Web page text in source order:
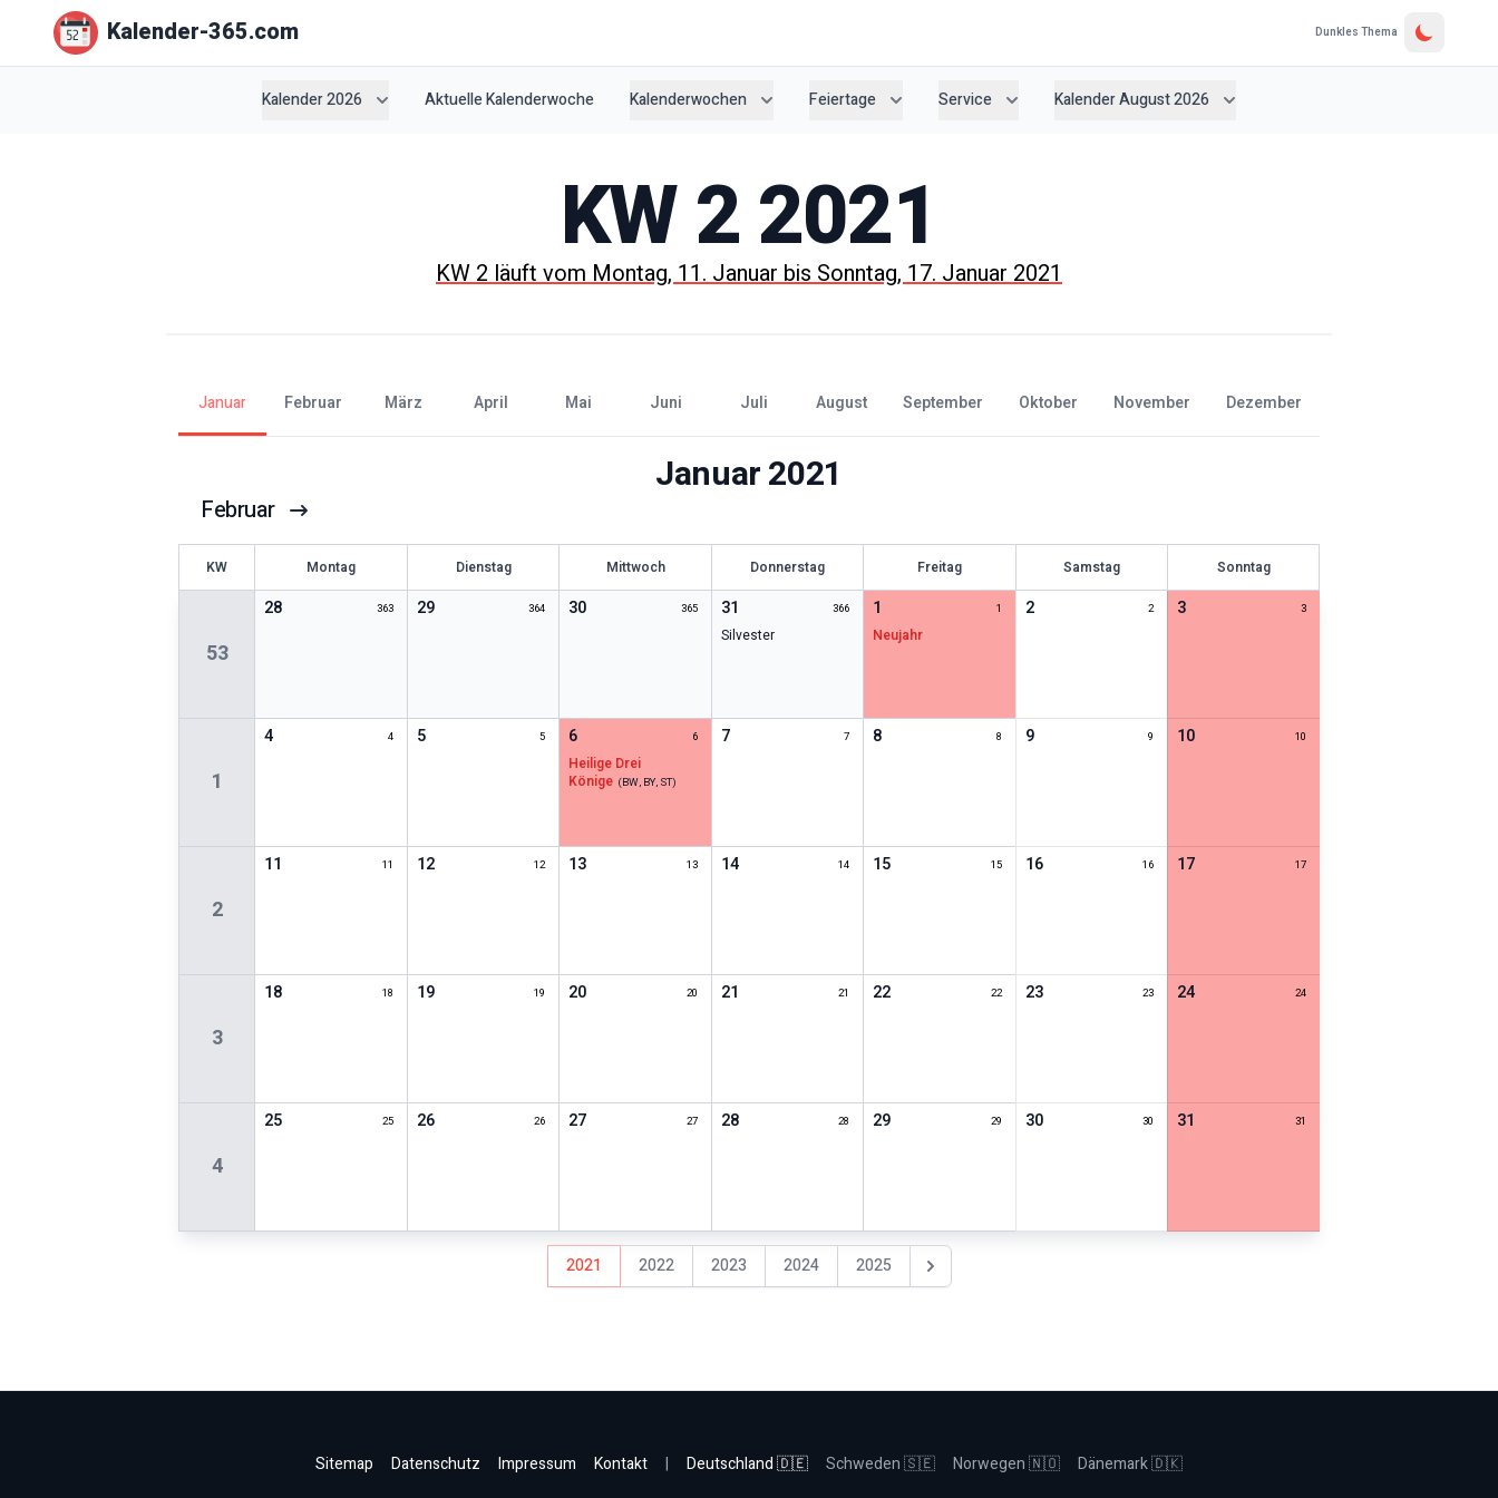
Kalender-365.com Dunkles Thema
Kalender 2026 Aktuelle Kalenderwoche Kalenderwochen Feiertage Service Kalender August 2026
KW22021
KW2läuft vomMontag, 11. JanuarbisSonntag, 17. Januar 2021
Januar Februar März April Mai Juni Juli August September Oktober November Dezember
Januar2021
Februar
KW Montag Dienstag Mittwoch Donnerstag Freitag Samstag Sonntag
53
28 363 29 364 30 365 31 366
Silvester
1 1
Neujahr
2 2 3 3
1
4 4 5 5 6 6
Heilige Drei
Könige (BW, BY, ST)
7 7 8 8 9 9 10 10
2
11 11 12 12 13 13 14 14 15 15 16 16 17 17
3
18 18 19 19 20 20 21 21 22 22 23 23 24 24
4
25 25 26 26 27 27 28 28 29 29 30 30 31 31
2021 2022 2023 2024 2025 Nächstes Jahr
Sitemap Datenschutz Impressum Kontakt | Deutschland 🇩🇪 Schweden 🇸🇪 Norwegen 🇳🇴 Dänemark 🇩🇰